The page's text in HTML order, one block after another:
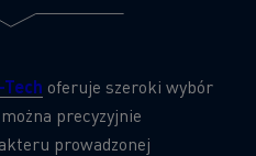
oferuje szeroki wybór
precyzyjnie
prowadzonej